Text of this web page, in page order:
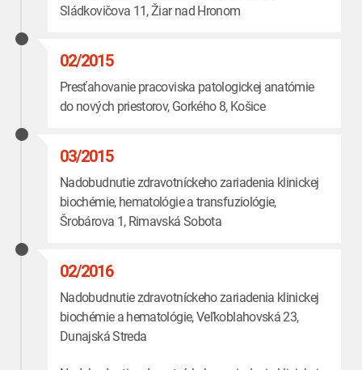
Sládkovičova 11, Žiar nad Hronom
02/2015
Presťahovanie pracoviska patologickej anatómie
do nových priestorov, Gorkého 8, Košice
03/2015
Nadobudnutie zdravotníckeho zariadenia klinickej
biochémie, hematológie a transfuziológie,
Šrobárova 1, Rimavská Sobota
02/2016
Nadobudnutie zdravotníckeho zariadenia klinickej
biochémie a hematológie, Veľkoblahovská 23,
Dunajská Streda